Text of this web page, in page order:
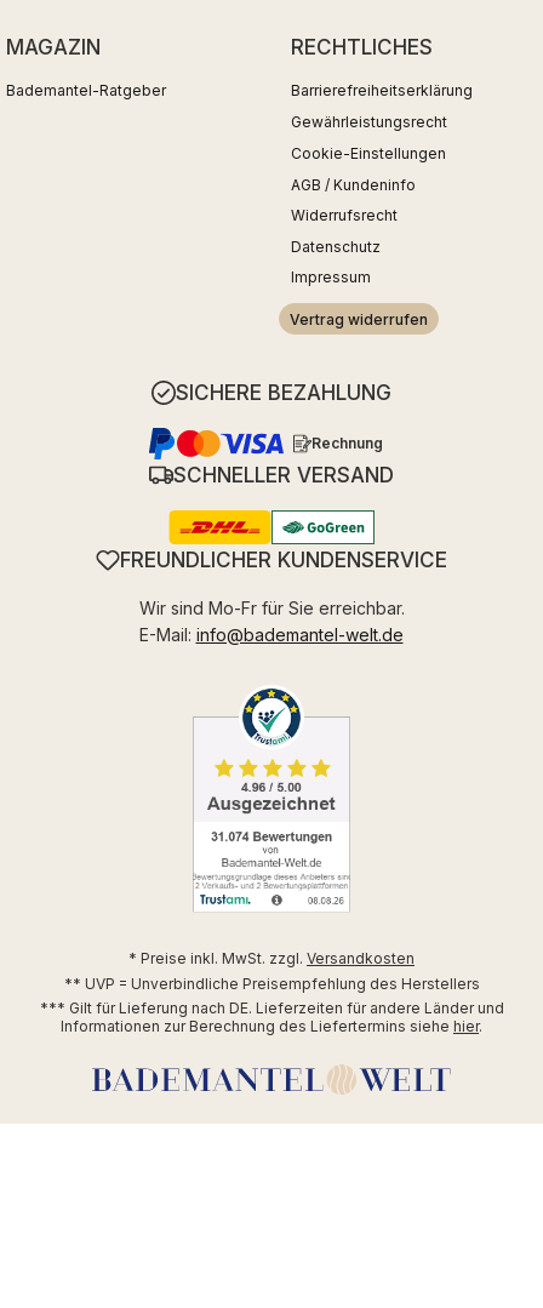
MAGAZIN
Bademantel-Ratgeber
RECHTLICHES
Barrierefreiheitserklärung
Gewährleistungsrecht
Cookie-Einstellungen
AGB / Kundeninfo
Widerrufsrecht
Datenschutz
Impressum
Vertrag widerrufen
SICHERE BEZAHLUNG
Rechnung
SCHNELLER VERSAND
FREUNDLICHER KUNDENSERVICE
Wir sind Mo-Fr für Sie erreichbar.
E-Mail: info@bademantel-welt.de
* Preise inkl. MwSt. zzgl. Versandkosten
** UVP = Unverbindliche Preisempfehlung des Herstellers
*** Gilt für Lieferung nach DE. Lieferzeiten für andere Länder und
Informationen zur Berechnung des Liefertermins siehe hier.